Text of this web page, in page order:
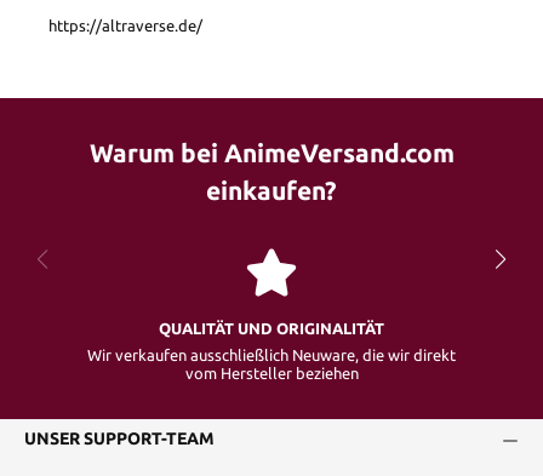
https://altraverse.de/
Warum bei AnimeVersand.com
einkaufen?
QUALITÄT UND ORIGINALITÄT
Wir verkaufen ausschließlich Neuware, die wir direkt
vom Hersteller beziehen
UNSER SUPPORT-TEAM